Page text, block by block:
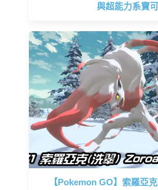
與超能力系寶
【Pokemon GO】索羅亞